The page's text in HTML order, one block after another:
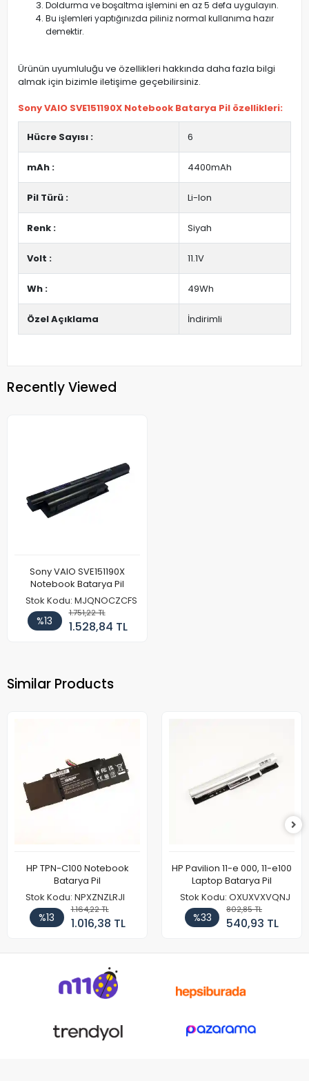
Doldurma ve boşaltma işlemini en az 5 defa uygulayın.
Bu işlemleri yaptığınızda piliniz normal kullanıma hazır
demektir.
Ürünün uyumluluğu ve özellikleri hakkında daha fazla bilgi
almak için bizimle iletişime geçebilirsiniz.
Sony VAIO SVE151190X Notebook Batarya Pil özellikleri:
Hücre Sayısı : 6
mAh : 4400mAh
Pil Türü : Li-Ion
Renk : Siyah
Volt : 11.1V
Wh : 49Wh
Özel Açıklama İndirimli
Recently Viewed
Sony VAIO SVE151190X
Notebook Batarya Pil
Stok Kodu: MJQNOCZCFS
%13
1.751,22 TL
1.528,84 TL
Similar Products
HP TPN-C100 Notebook
Batarya Pil
Stok Kodu: NPXZNZLRJI
%13
1.164,22 TL
1.016,38 TL
HP Pavilion 11-e 000, 11-e100
Laptop Batarya Pil
Stok Kodu: OXUXVXVQNJ
%33
802,85 TL
540,93 TL